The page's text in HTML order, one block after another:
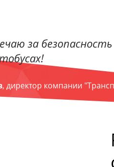
за
, директор компании